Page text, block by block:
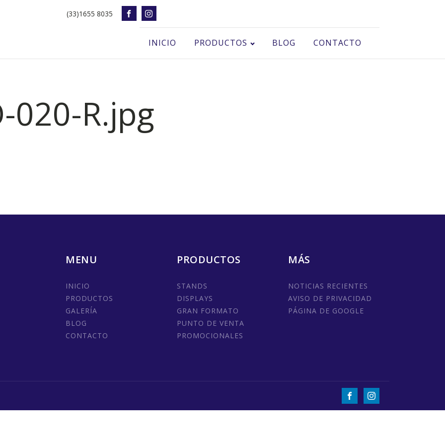
(33)1655 8035
INICIO PRODUCTOS BLOG CONTACTO
020-R.jpg
MENU
INICIO
PRODUCTOS
GALERÍA
BLOG
CONTACTO
PRODUCTOS
STANDS
DISPLAYS
GRAN FORMATO
PUNTO DE VENTA
PROMOCIONALES
MÁS
NOTICIAS RECIENTES
AVISO DE PRIVACIDAD
PÁGINA DE GOOGLE